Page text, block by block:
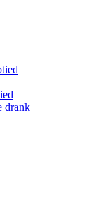
drank